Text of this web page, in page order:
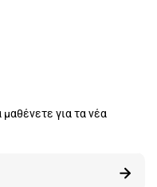
για τα νέα